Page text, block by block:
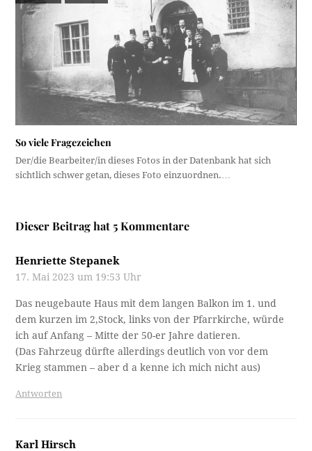
So viele Fragezeichen
Der/die Bearbeiter/in dieses Fotos in der Datenbank hat sich
sichtlich schwer getan, dieses Foto einzuordnen.…
Dieser Beitrag hat 5 Kommentare
Henriette Stepanek
17. Mai 2023 um 19:53 Uhr
Das neugebaute Haus mit dem langen Balkon im 1. und
dem kurzen im 2,Stock, links von der Pfarrkirche, würde
ich auf Anfang – Mitte der 50-er Jahre datieren.
(Das Fahrzeug dürfte allerdings deutlich von vor dem
Krieg stammen – aber d a kenne ich mich nicht aus)
Antworten
Karl Hirsch